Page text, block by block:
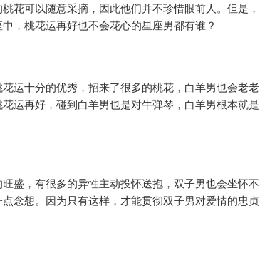
花可以随意采摘，因此他们并不珍惜眼前人。但是，
，桃花运再好也不会花心的星座男都有谁？
运十分的优秀，招来了很多的桃花，白羊男也会老老
运再好，碰到白羊男也是对牛弹琴，白羊男根本就是
盛，有很多的异性主动投怀送抱，双子男也会坐怀不
念想。因为只有这样，才能贯彻双子男对爱情的忠贞